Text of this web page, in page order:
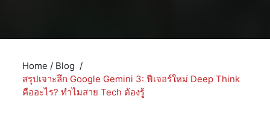
Home / Blog /
สรุปเจาะลึก Google Gemini 3: ฟีเจอร์ใหม่ Deep Think
คืออะไร? ทำไมสาย Tech ต้องรู้